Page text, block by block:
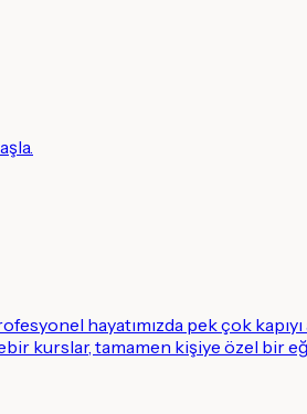
hayatımızda pek çok
kurslar, tamamen kişiye özel bir